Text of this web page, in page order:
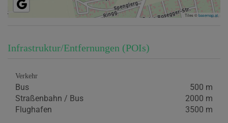
Tiles ©basemap.at
Infrastruktur/Entfernungen (POIs)
Verkehr
Bus
500 m
Straßenbahn / Bus
2000 m
Flughafen
3500 m